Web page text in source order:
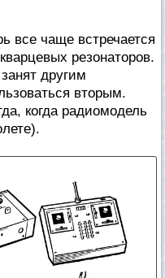
все чаще встречается
резонаторов.
другим
вторым.
когда радиомодель